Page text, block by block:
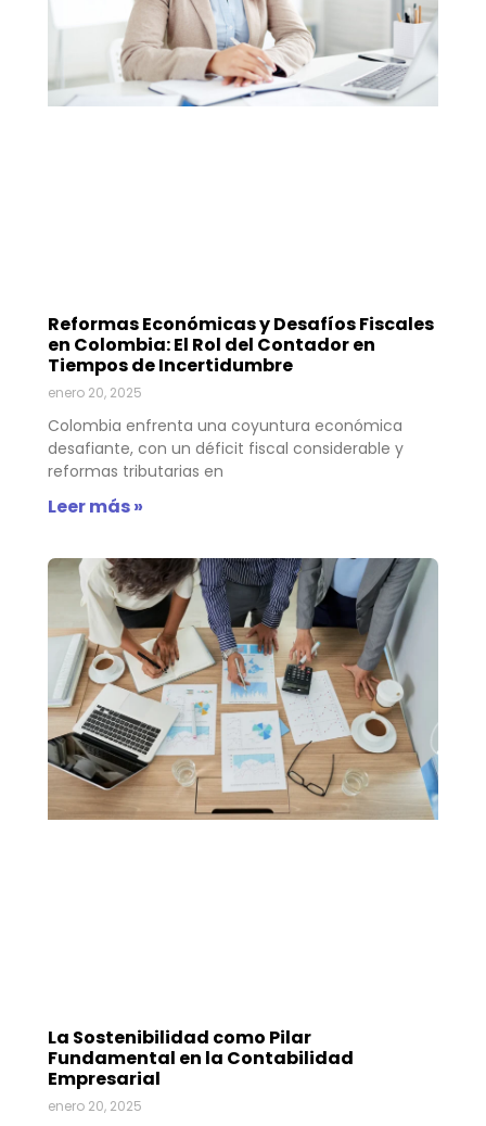
Reformas Económicas y Desafíos Fiscales
en Colombia: El Rol del Contador en
Tiempos de Incertidumbre
enero 20, 2025
Colombia enfrenta una coyuntura económica
desafiante, con un déficit fiscal considerable y
reformas tributarias en
Leer más »
La Sostenibilidad como Pilar
Fundamental en la Contabilidad
Empresarial
enero 20, 2025